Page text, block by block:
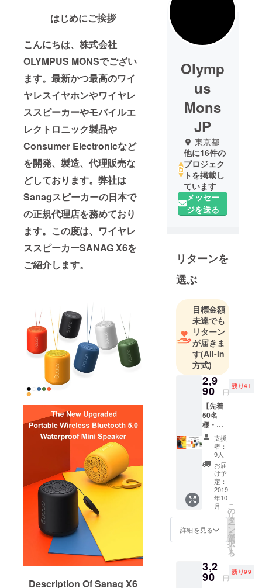
はじめにご挨拶
こんにちは、株式会社
OLYMPUS MONSでござい
ます。最新かつ最高のワイ
ヤレスイヤホンやワイヤレ
ススピーカーやモバイルエ
レクトロニック製品や
Consumer Electronicなど
を開発、製造、 代理販売な
どしております。 弊社は
Sanagスピーカーの日本で
の正規代理店を務めており
ます。 この度は、ワイヤレ
ススピーカーSANAG X6を
ご紹介します。
Description Of Sanag X6
Olymp
us
Mons
JP
東京都
他に16件の
プロジェク
トを掲載し
ています
メッセー
ジを送る
リターンを
選ぶ
目標金額
未達でも
リターン
が届きま
す(All-in
方式)
2,9
90 円
残り41
【先着
50名
様・
CAMPF
IRE特別
50％OF
F】【送
料も無
料で
す】 ス
ピー
カーカ
ラーオ
プショ
ン： 色
を選び
い:
1.Black
(2990
支援
者：
9人
お届
け予
定：
2019
年10
月
詳細を見る
こ
の
リ
タ
ー
ン
を
選
択
す
る
3,2
90 円
残り99